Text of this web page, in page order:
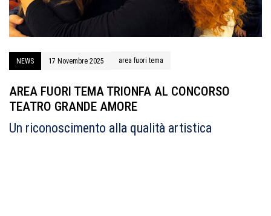
NEWS 17 Novembre 2025 area fuori tema
AREA FUORI TEMA TRIONFA AL CONCORSO
TEATRO GRANDE AMORE
Un riconoscimento alla qualità artistica